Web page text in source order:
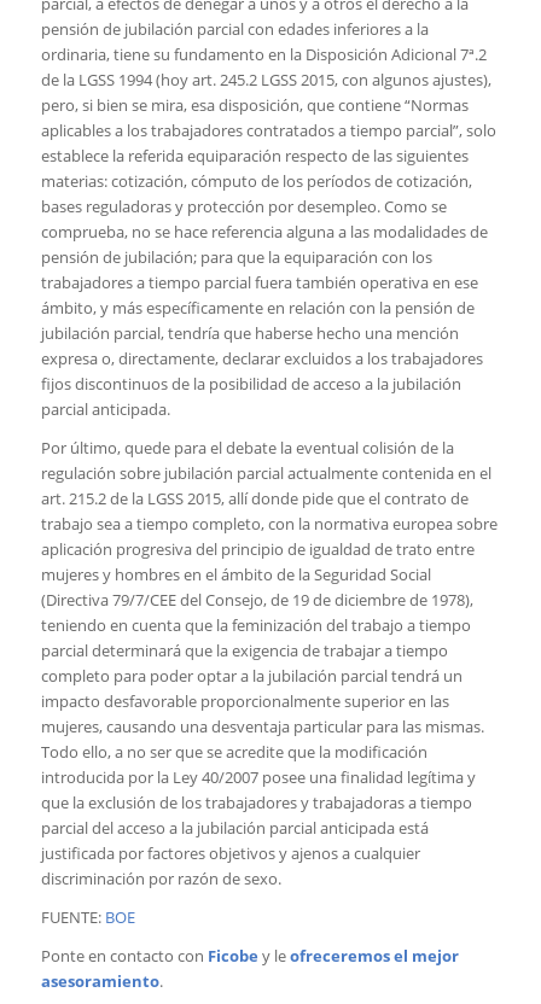
pensión de jubilación parcial con edades inferiores a la
ordinaria, tiene su fundamento en la Disposición Adicional 7ª.2
de la LGSS 1994 (hoy art. 245.2 LGSS 2015, con algunos ajustes),
pero, si bien se mira, esa disposición, que contiene “Normas
aplicables a los trabajadores contratados a tiempo parcial”, solo
establece la referida equiparación respecto de las siguientes
materias: cotización, cómputo de los períodos de cotización,
bases reguladoras y protección por desempleo. Como se
comprueba, no se hace referencia alguna a las modalidades de
pensión de jubilación; para que la equiparación con los
trabajadores a tiempo parcial fuera también operativa en ese
ámbito, y más específicamente en relación con la pensión de
jubilación parcial, tendría que haberse hecho una mención
expresa o, directamente, declarar excluidos a los trabajadores
fijos discontinuos de la posibilidad de acceso a la jubilación
parcial anticipada.
Por último, quede para el debate la eventual colisión de la
regulación sobre jubilación parcial actualmente contenida en el
art. 215.2 de la LGSS 2015, allí donde pide que el contrato de
trabajo sea a tiempo completo, con la normativa europea sobre
aplicación progresiva del principio de igualdad de trato entre
mujeres y hombres en el ámbito de la Seguridad Social
(Directiva 79/7/CEE del Consejo, de 19 de diciembre de 1978),
teniendo en cuenta que la feminización del trabajo a tiempo
parcial determinará que la exigencia de trabajar a tiempo
completo para poder optar a la jubilación parcial tendrá un
impacto desfavorable proporcionalmente superior en las
mujeres, causando una desventaja particular para las mismas.
Todo ello, a no ser que se acredite que la modificación
introducida por la Ley 40/2007 posee una finalidad legítima y
que la exclusión de los trabajadores y trabajadoras a tiempo
parcial del acceso a la jubilación parcial anticipada está
justificada por factores objetivos y ajenos a cualquier
discriminación por razón de sexo.
FUENTE: BOE
Ponte en contacto con Ficobe y leofreceremos el mejor
asesoramiento.